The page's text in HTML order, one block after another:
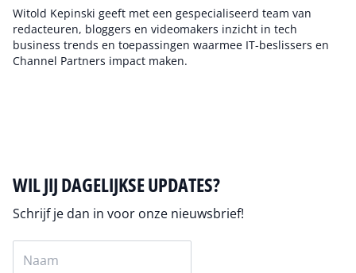
Witold Kepinski geeft met een gespecialiseerd team van
redacteuren, bloggers en videomakers inzicht in tech
business trends en toepassingen waarmee IT-beslissers en
Channel Partners impact maken.
WIL JIJ DAGELIJKSE UPDATES?
Schrijf je dan in voor onze nieuwsbrief!